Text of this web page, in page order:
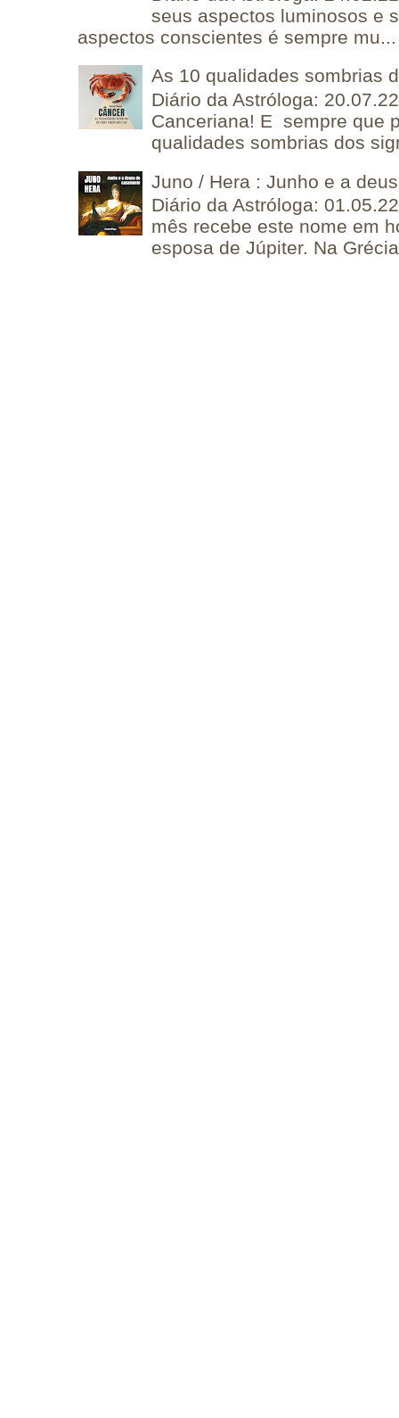
seus aspectos luminosos e
aspectos conscientes é sempre mu...
As 10 qualidades sombrias
Diário da Astróloga:
Canceriana! E sempre que
qualidades sombrias dos
Juno / Hera : Junho e a
Diário da Astróloga:
mês recebe este nome em
esposa de Júpiter. Na